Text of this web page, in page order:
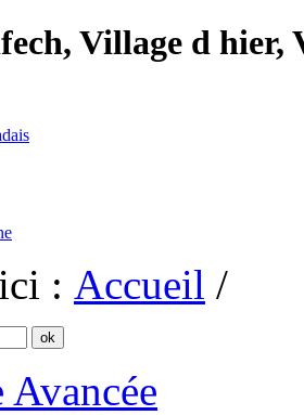
Village d
: Accueil /
Avancée